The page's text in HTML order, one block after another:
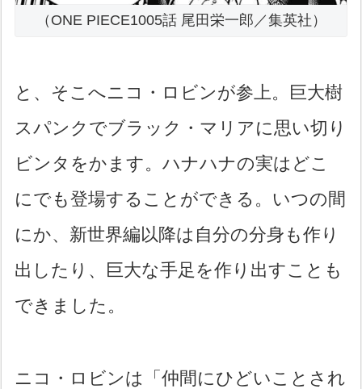
（ONE PIECE1005話 尾田栄一郎／集英社）
と、そこへニコ・ロビンが参上。巨大樹
スパンクでブラック・マリアに思い切り
ビンタをかます。ハナハナの実はどこ
にでも登場することができる。いつの間
にか、新世界編以降は自分の分身も作り
出したり、巨大な手足を作り出すことも
できました。
ニコ・ロビンは「仲間にひどいことされ